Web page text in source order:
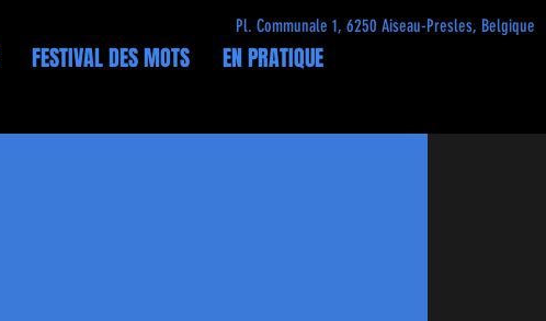
FESTIVAL DES MOTS EN PRATIQUE
Pl. Communale 1, 6250 Aiseau-Presles, Belgique